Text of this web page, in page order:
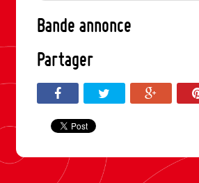
Bande annonce
Partager